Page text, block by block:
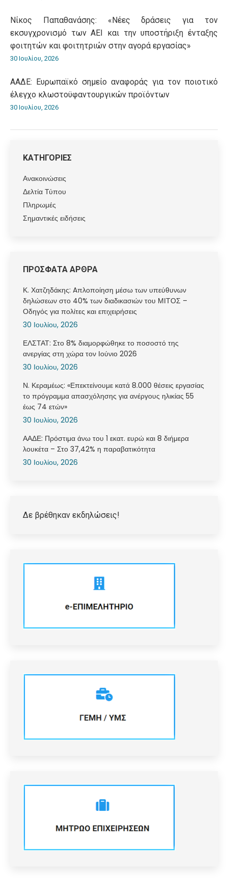
Νίκος Παπαθανάσης: «Νέες δράσεις για τον
εκσυγχρονισμό των ΑΕΙ και την υποστήριξη ένταξης
φοιτητών και φοιτητριών στην αγορά εργασίας»
30 Ιουλίου, 2026
ΑΑΔΕ: Ευρωπαϊκό σημείο αναφοράς για τον ποιοτικό
έλεγχο κλωστοϋφαντουργικών προϊόντων
30 Ιουλίου, 2026
ΚΑΤΗΓΟΡΙΕΣ
Ανακοινώσεις
Δελτία Τύπου
Πληρωμές
Σημαντικές ειδήσεις
ΠΡΟΣΦΑΤΑ ΑΡΘΡΑ
Κ. Χατζηδάκης: Aπλοποίηση μέσω των υπεύθυνων
δηλώσεων στο 40% των διαδικασιών του ΜΙΤΟΣ –
Οδηγός για πολίτες και επιχειρήσεις
30 Ιουλίου, 2026
ΕΛΣΤΑΤ: Στο 8% διαμορφώθηκε το ποσοστό της
ανεργίας στη χώρα τον Ιούνιο 2026
30 Ιουλίου, 2026
Ν. Κεραμέως: «Επεκτείνουμε κατά 8.000 θέσεις εργασίας
το πρόγραμμα απασχόλησης για ανέργους ηλικίας 55
έως 74 ετών»
30 Ιουλίου, 2026
ΑΑΔΕ: Πρόστιμα άνω του 1 εκατ. ευρώ και 8 διήμερα
λουκέτα – Στο 37,42% η παραβατικότητα
30 Ιουλίου, 2026
Δε βρέθηκαν εκδηλώσεις!